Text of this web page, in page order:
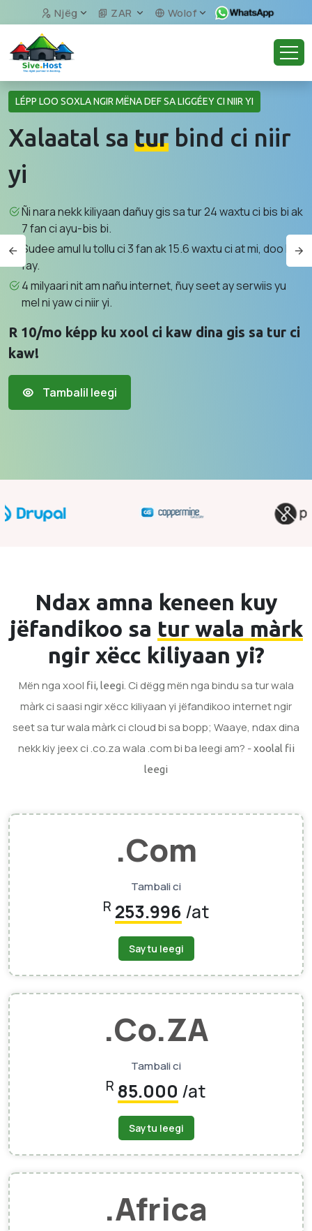
Njëg ZAR Wolof
LÉPP LOO SOXLA NGIR MËNA DEF SA LIGGÉEY CI NIIR YI
Xalaatal sa tur bind ci niir
yi
Ñi nara nekk kiliyaan dañuy gis sa tur 24 waxtu ci bis bi ak
7 fan ci ayu-bis bi.
Sudee amul lu tollu ci 3 fan ak 15.6 waxtu ci at mi, doo ko
fay.
4 milyaari nit am nañu internet, ñuy seet ay serwiis yu
mel ni yaw ci niir yi.
R 10/mo képp ku xool ci kaw dina gis sa tur ci
kaw!
Tambalil leegi
Ndax amna keneen kuy
jëfandikoo sa tur wala màrk
ngir xëcc kiliyaan yi?
Mën nga xool fii, leegi. Ci dëgg mën nga bindu sa tur wala
màrk ci saasi ngir xëcc kiliyaan yi jëfandikoo internet ngir
seet sa tur wala màrk ci cloud bi sa bopp; Waaye, ndax dina
nekk kiy jeex ci .co.za wala .com bi ba leegi am? -xoolal fii
leegi
.com
Tambali ci
R 253.996 /at
Saytu leegi
.Co.ZA
Tambali ci
R 85.000 /at
Saytu leegi
.africa